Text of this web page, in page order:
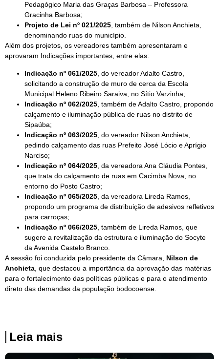
Pedagógico Maria das Graças Barbosa – Professora
Gracinha Barbosa;
Projeto de Lei nº 021/2025 , também de Nilson Anchieta,
denominando ruas do município.
Além dos projetos, os vereadores também apresentaram e
aprovaram Indicações importantes, entre elas:
Indicação nº 061/2025 , do vereador Adalto Castro,
solicitando a construção de muro de cerca da Escola
Municipal Heleno Ribeiro Saraiva, no Sítio Varzinha;
Indicação nº 062/2025 , também de Adalto Castro, propondo
calçamento e iluminação pública de ruas no distrito de
Sipaúba;
Indicação nº 063/2025 , do vereador Nilson Anchieta,
pedindo calçamento das ruas Prefeito José Lócio e Aprígio
Narciso;
Indicação nº 064/2025 , da vereadora Ana Cláudia Pontes,
que trata do calçamento de ruas em Cacimba Nova, no
entorno do Posto Castro;
Indicação nº 065/2025 , da vereadora Lireda Ramos,
propondo um programa de distribuição de adesivos refletivos
para carroças;
Indicação nº 066/2025 , também de Lireda Ramos, que
sugere a revitalização da estrutura e iluminação do Socyte
da Avenida Castelo Branco.
A sessão foi conduzida pelo presidente da Câmara, Nilson de
Anchieta , que destacou a importância da aprovação das matérias
para o fortalecimento das políticas públicas e para o atendimento
direto das demandas da população bodocoense.
Leia mais